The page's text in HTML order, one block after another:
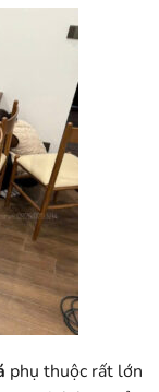
phụ thuộc rất lớn